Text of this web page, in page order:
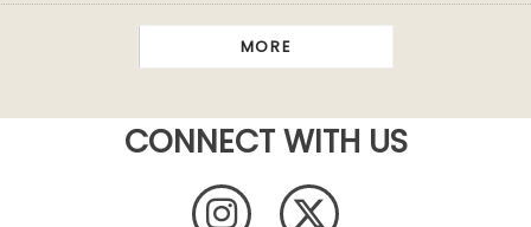
MORE
CONNECT WITH US